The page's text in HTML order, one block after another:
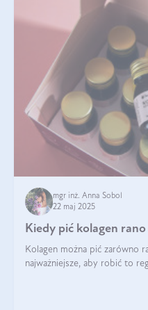
mgr inż. Anna Sobol
22 maj 2025
Kiedy pić kolagen
Kolagen można pić zarówno
najważniejsze, aby robić to